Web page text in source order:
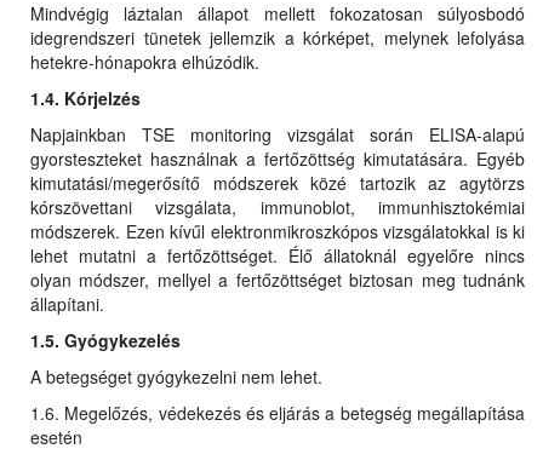
Mindvégig láztalan állapot mellett fokozatosan súlyosbodó
idegrendszeri tünetek jellemzik a kórképet, melynek lefolyása
hetekre-hónapokra elhúzódik.
1.4. Kórjelzés
Napjainkban TSE monitoring vizsgálat során ELISA-alapú
gyorsteszteket használnak a fertőzöttség kimutatására. Egyéb
kimutatási/megerősítő módszerek közé tartozik az agytörzs
kórszövettani vizsgálata, immunoblot, immunhisztokémiai
módszerek. Ezen kívűl elektronmikroszkópos vizsgálatokkal is ki
lehet mutatni a fertőzöttséget. Élő állatoknál egyelőre nincs
olyan módszer, mellyel a fertőzöttséget biztosan meg tudnánk
állapítani.
1.5. Gyógykezelés
A betegséget gyógykezelni nem lehet.
1.6. Megelőzés, védekezés és eljárás a betegség megállapítása
esetén